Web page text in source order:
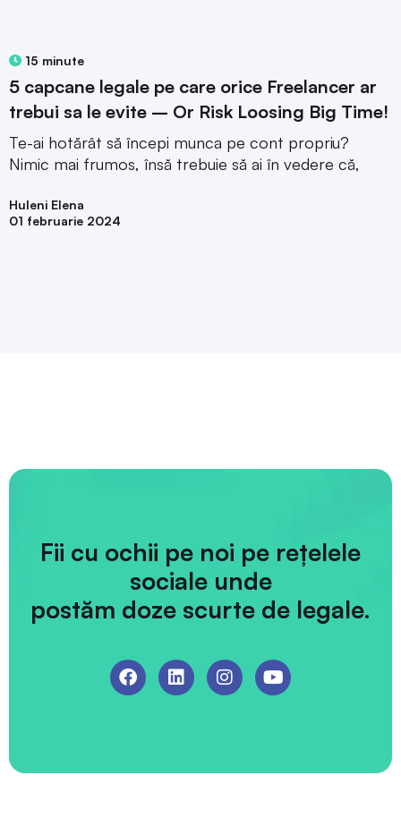
15 minute
5 capcane legale pe care orice Freelancer ar
trebui sa le evite – Or Risk Loosing Big Time!
Te-ai hotărât să începi munca pe cont propriu?
Nimic mai frumos, însă trebuie să ai în vedere că,
Huleni Elena
01 februarie 2024
Fii cu ochii pe noi pe rețelele
sociale unde
postăm doze scurte de legale.